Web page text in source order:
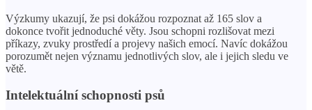
Výzkumy ukazují, že psi dokážou rozpoznat až 165 slov a
dokonce tvořit jednoduché věty. Jsou schopni rozlišovat mezi
příkazy, zvuky prostředí a projevy našich emocí. Navíc dokážou
porozumět nejen významu jednotlivých slov, ale i jejich sledu ve
větě.
Intelektuální schopnosti psů